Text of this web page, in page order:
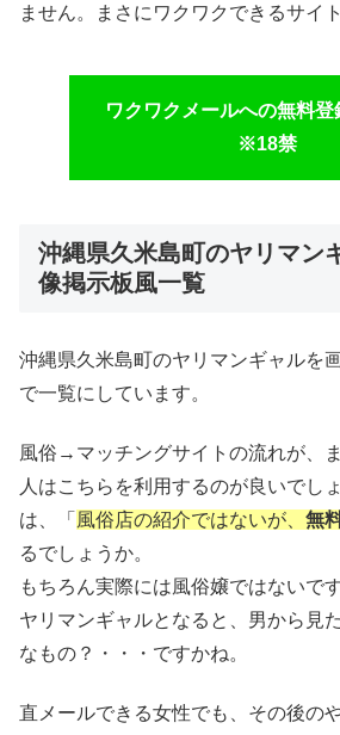
ません。まさにワクワクできるサイト
ワクワクメールへの無料登
※18禁
沖縄県久米島町のヤリマ
像掲示板風一覧
沖縄県久米島町のヤリマンギャルを
で一覧にしています。
風俗→マッチングサイトの流れが、
人はこちらを利用するのが良いでし
は、「 風俗店の紹介ではないが、 無
るでしょうか。
もちろん実際には風俗嬢ではないで
ヤリマンギャルとなると、男から見
なもの？・・・ですかね。
直メールできる女性でも、その後の